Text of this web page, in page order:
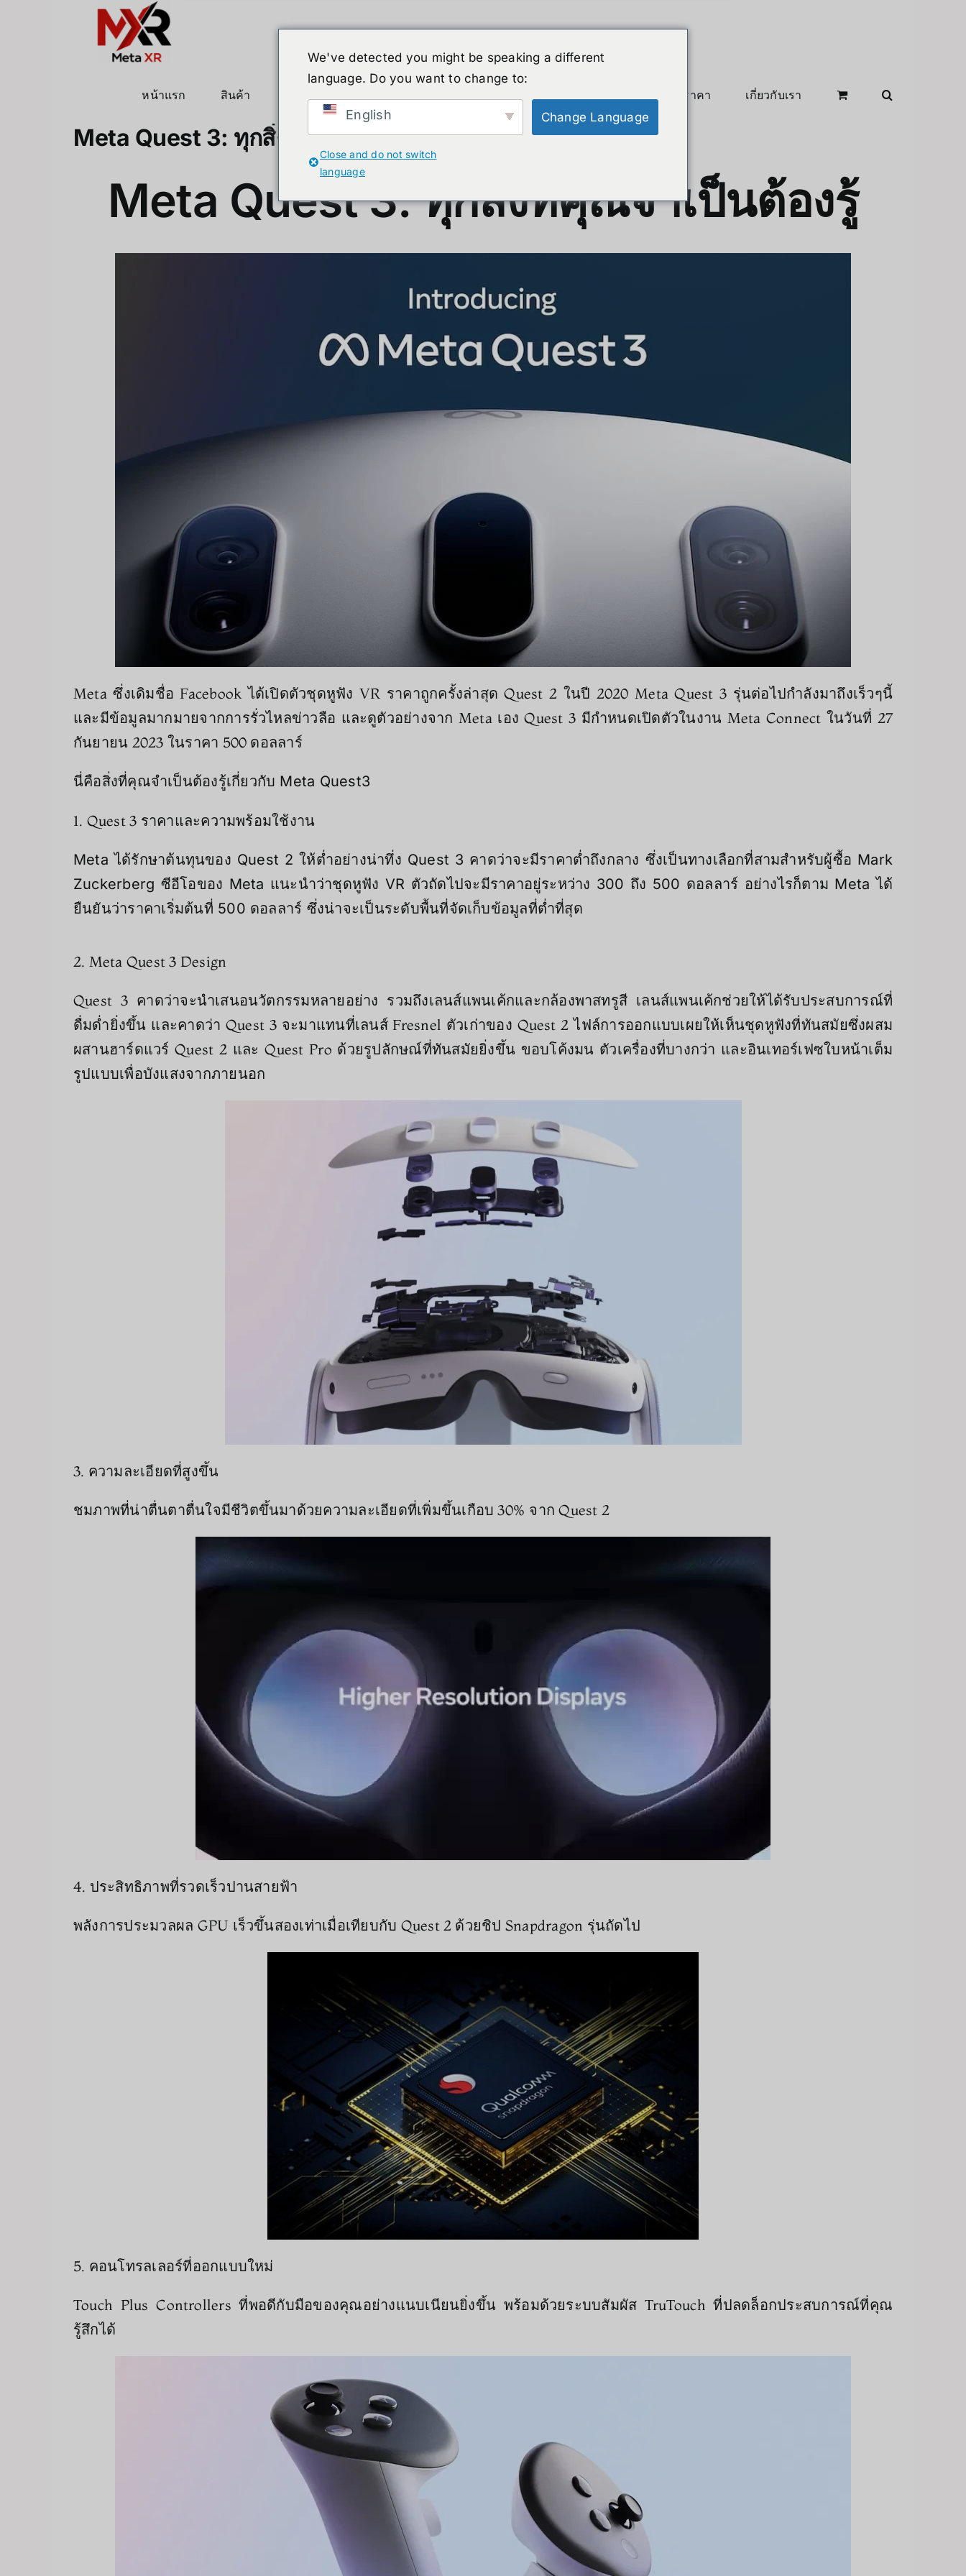
หน้าแรก
สินค้า สินค้าลดราคา เกี่ยวกับเรา
Meta Quest 3: ทุกสิ่งที่คุณจำเป็นต้องรู้
Meta Quest 3: ทุกสิ่งที่คุณจำเป็นต้องรู้
Meta ซึ่งเดิมชื่อ Facebook ได้เปิดตัวชุดหูฟัง VR ราคาถูกครั้งล่าสุด Quest 2 ในปี 2020 Meta Quest 3 รุ่นต่อไปกำลังมาถึงเร็วๆนี้
และมีข้อมูลมากมายจากการรั่วไหลข่าวลือ และดูตัวอย่างจาก Meta เอง Quest 3 มีกำหนดเปิดตัวในงาน Meta Connect ในวันที่ 27
กันยายน 2023 ในราคา 500 ดอลลาร์
นี่คือสิ่งที่คุณจำเป็นต้องรู้เกี่ยวกับ Meta Quest3
1. Quest 3 ราคาและความพร้อมใช้งาน
Meta ได้รักษาต้นทุนของ Quest 2 ให้ต่ำอย่างน่าทึ่ง Quest 3 คาดว่าจะมีราคาต่ำถึงกลาง ซึ่งเป็นทางเลือกที่สามสำหรับผู้ซื้อ Mark
Zuckerberg ซีอีโอของ Meta แนะนำว่าชุดหูฟัง VR ตัวถัดไปจะมีราคาอยู่ระหว่าง 300 ถึง 500 ดอลลาร์ อย่างไรก็ตาม Meta ได้
ยืนยันว่าราคาเริ่มต้นที่ 500 ดอลลาร์ ซึ่งน่าจะเป็นระดับพื้นที่จัดเก็บข้อมูลที่ต่ำที่สุด
2. Meta Quest 3 Design
Quest 3 คาดว่าจะนำเสนอนวัตกรรมหลายอย่าง รวมถึงเลนส์แพนเค้กและกล้องพาสทรูสี เลนส์แพนเค้กช่วยให้ได้รับประสบการณ์ที่
ดื่มด่ำยิ่งขึ้น และคาดว่า Quest 3 จะมาแทนที่เลนส์ Fresnel ตัวเก่าของ Quest 2 ไฟล์การออกแบบเผยให้เห็นชุดหูฟังที่ทันสมัยซึ่งผสม
ผสานฮาร์ดแวร์ Quest 2 และ Quest Pro ด้วยรูปลักษณ์ที่ทันสมัยยิ่งขึ้น ขอบโค้งมน ตัวเครื่องที่บางกว่า และอินเทอร์เฟซใบหน้าเต็ม
รูปแบบเพื่อบังแสงจากภายนอก
3. ความละเอียดที่สูงขึ้น
ชมภาพที่น่าตื่นตาตื่นใจมีชีวิตขึ้นมาด้วยความละเอียดที่เพิ่มขึ้นเกือบ 30% จาก Quest 2
4. ประสิทธิภาพที่รวดเร็วปานสายฟ้า
พลังการประมวลผล GPU เร็วขึ้นสองเท่าเมื่อเทียบกับ Quest 2 ด้วยชิป Snapdragon รุ่นถัดไป
5. คอนโทรลเลอร์ที่ออกแบบใหม่
Touch Plus Controllers ที่พอดีกับมือของคุณอย่างแนบเนียนยิ่งขึ้น พร้อมด้วยระบบสัมผัส TruTouch ที่ปลดล็อกประสบการณ์ที่คุณ
รู้สึกได้
We've detected you might be speaking a different
language. Do you want to change to:
English Change Language
Close and do not switch
language